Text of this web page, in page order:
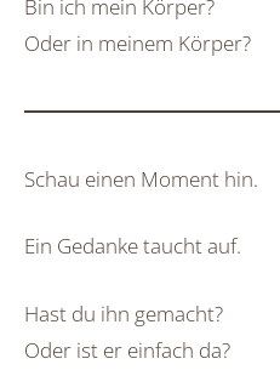
Bin ich mein Körper?
Oder in meinem Körper?
Schau einen Moment hin.
Ein Gedanke taucht auf.
Hast du ihn gemacht?
Oder ist er einfach da?